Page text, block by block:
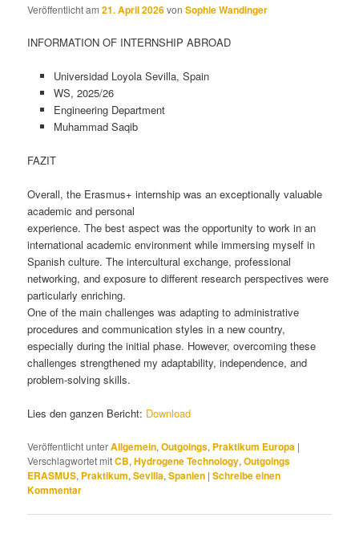
Veröffentlicht am21. April 2026vonSophie Wandinger
INFORMATION OF INTERNSHIP ABROAD
Universidad Loyola Sevilla, Spain
WS, 2025/26
Engineering Department
Muhammad Saqib
FAZIT
Overall, the Erasmus+ internship was an exceptionally valuable
academic and personal
experience. The best aspect was the opportunity to work in an
international academic environment while immersing myself in
Spanish culture. The intercultural exchange, professional
networking, and exposure to different research perspectives were
particularly enriching.
One of the main challenges was adapting to administrative
procedures and communication styles in a new country,
especially during the initial phase. However, overcoming these
challenges strengthened my adaptability, independence, and
problem-solving skills.
Lies den ganzen Bericht: Download
Veröffentlicht unterAllgemein,Outgoings, Praktikum Europa |
Verschlagwortet mitCB,Hydrogene Technology,Outgoings
ERASMUS, Praktikum,Sevilla,Spanien |Schreibe einen
Kommentar